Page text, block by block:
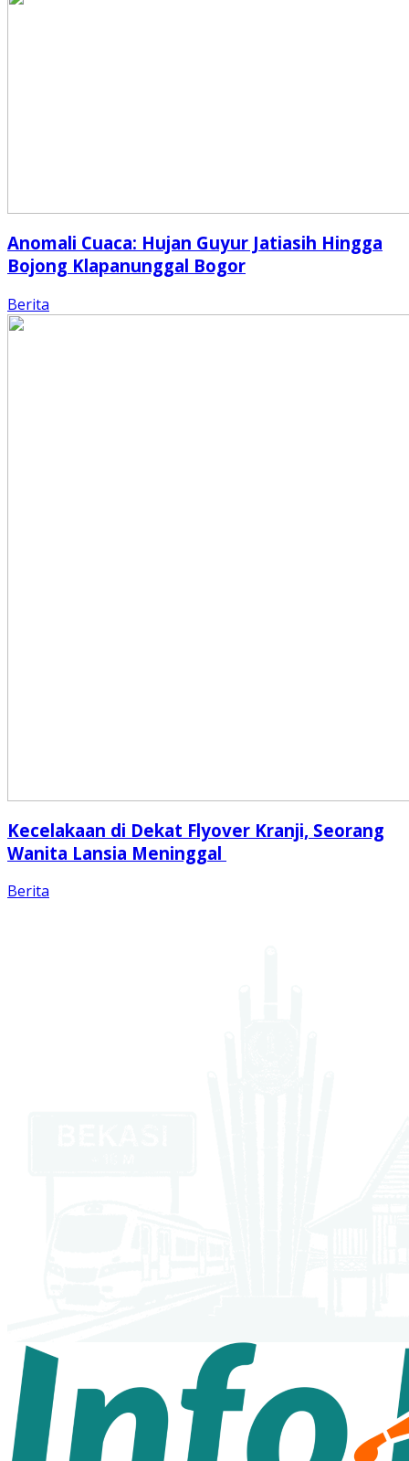
Anomali Cuaca: Hujan Guyur Jatiasih Hingga
Bojong Klapanunggal Bogor
Berita
Kecelakaan di Dekat Flyover Kranji, Seorang
Wanita Lansia Meninggal
Berita